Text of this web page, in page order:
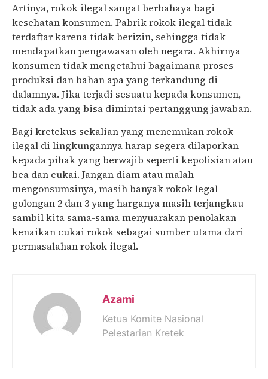
Artinya, rokok ilegal sangat berbahaya bagi
kesehatan konsumen. Pabrik rokok ilegal tidak
terdaftar karena tidak berizin, sehingga tidak
mendapatkan pengawasan oleh negara. Akhirnya
konsumen tidak mengetahui bagaimana proses
produksi dan bahan apa yang terkandung di
dalamnya. Jika terjadi sesuatu kepada konsumen,
tidak ada yang bisa dimintai pertanggung jawaban.
Bagi kretekus sekalian yang menemukan rokok
ilegal di lingkungannya harap segera dilaporkan
kepada pihak yang berwajib seperti kepolisian atau
bea dan cukai. Jangan diam atau malah
mengonsumsinya, masih banyak rokok legal
golongan 2 dan 3 yang harganya masih terjangkau
sambil kita sama-sama menyuarakan penolakan
kenaikan cukai rokok sebagai sumber utama dari
permasalahan rokok ilegal.
Azami
Ketua Komite Nasional
Pelestarian Kretek